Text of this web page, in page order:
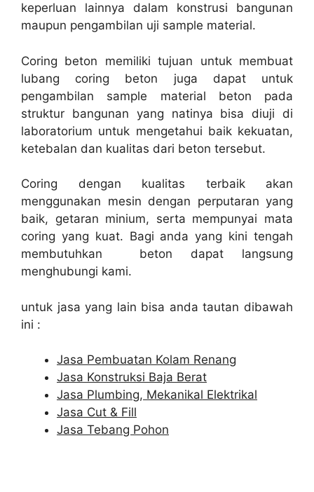
keperluan lainnya dalam konstrusi bangunan
maupun pengambilan uji sample material.
Coring beton memiliki tujuan untuk membuat
lubang coring beton juga dapat untuk
pengambilan sample material beton pada
struktur bangunan yang natinya bisa diuji di
laboratorium untuk mengetahui baik kekuatan,
ketebalan dan kualitas dari beton tersebut.
Coring dengan kualitas terbaik akan
menggunakan mesin dengan perputaran yang
baik, getaran minium, serta mempunyai mata
coring yang kuat. Bagi anda yang kini tengah
membutuhkan beton dapat langsung
menghubungi kami.
untuk jasa yang lain bisa anda tautan dibawah
ini :
Jasa Pembuatan Kolam Renang
Jasa Konstruksi Baja Berat
Jasa Plumbing, Mekanikal Elektrikal
Jasa Cut & Fill
Jasa Tebang Pohon